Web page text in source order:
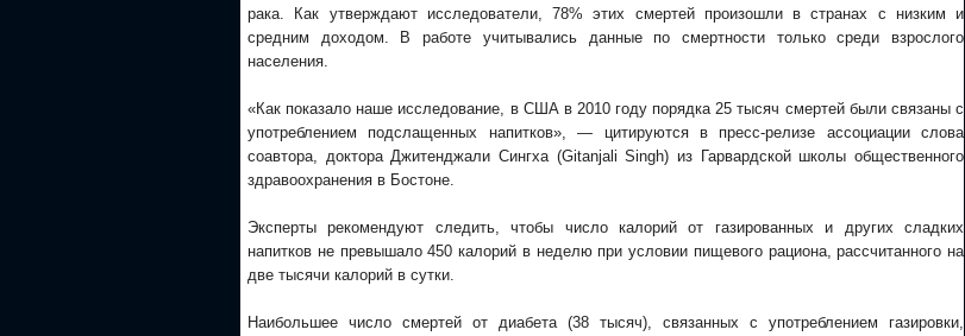
рака. Как утверждают исследователи, 78% этих смертей произошли в странах с низким и
средним доходом. В работе учитывались данные по смертности только среди взрослого
населения.
«Как показало наше исследование, в США в 2010 году порядка 25 тысяч смертей были связаны с
употреблением подслащенных напитков», — цитируются в пресс-релизе ассоциации слова
соавтора, доктора Джитенджали Сингха (Gitanjali Singh) из Гарвардской школы общественного
здравоохранения в Бостоне.
Эксперты рекомендуют следить, чтобы число калорий от газированных и других сладких
напитков не превышало 450 калорий в неделю при условии пищевого рациона, рассчитанного на
две тысячи калорий в сутки.
Наибольшее число смертей от диабета (38 тысяч), связанных с употреблением газировки,